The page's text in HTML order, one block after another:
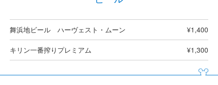
舞浜地ビール ハーヴェスト・ムーン ¥1,400
キリン一番搾りプレミアム ¥1,300